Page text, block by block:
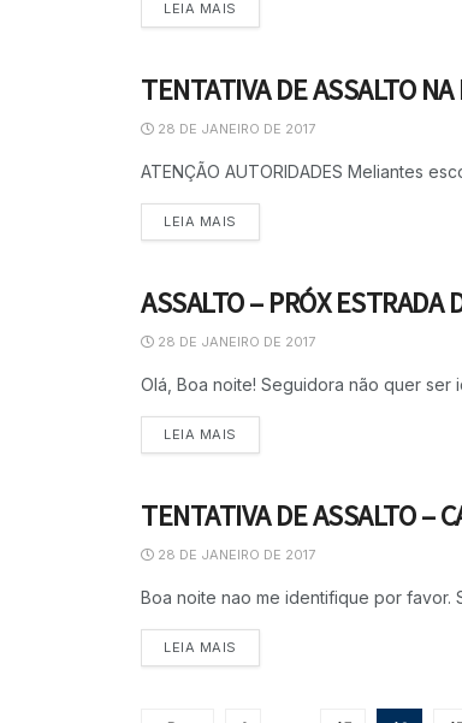
LEIA MAIS
ASSALTO
TENTATIVA DE ASSALTO
28 DE JANEIRO DE 2017
ATENÇÃO AUTORIDADES Meliantes
LEIA MAIS
ASSALTO
ASSALTO – PRÓX ESTRADA
28 DE JANEIRO DE 2017
Olá, Boa noite! Seguidora não quer ser
LEIA MAIS
ASSALTO
TENTATIVA DE ASSALTO –
28 DE JANEIRO DE 2017
Boa noite nao me identifique por favor.
LEIA MAIS